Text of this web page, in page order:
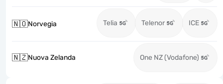
🇳🇴Norvegia Telia Telenor ICE
🇳🇿Nuova Zelanda One NZ (Vodafone)